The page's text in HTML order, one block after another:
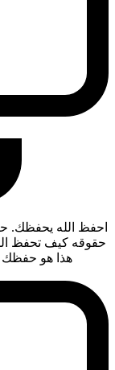
احفظ الله يحفظك.
حقوقه كيف تحفظ
هذا هو حفظك